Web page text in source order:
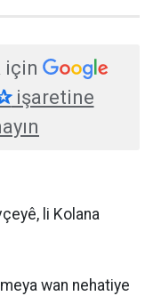
için
işaretine
li Kolana
wan nehatiye